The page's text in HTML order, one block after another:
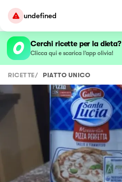
undefined
Cerchi ricette per la dieta?
Clicca qui e scarica l’app olivia!
RICETTE/ PIATTO UNICO